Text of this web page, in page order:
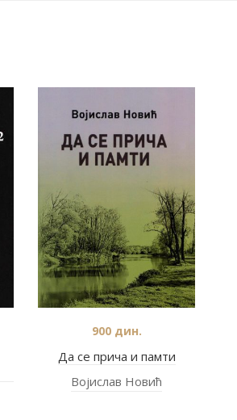
Да се прича и памти
900дин.
Војислав Новић